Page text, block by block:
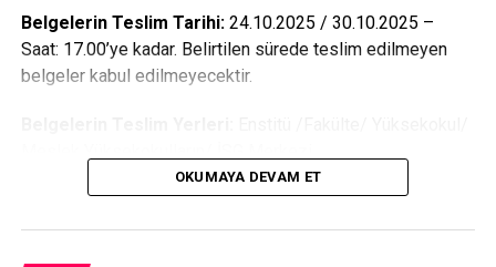
TL zorunlu sağlık primi ödeyecek.
BAŞVURMAYANA BORÇ ÇIKACAK
gelirlerinin bin 773 lira olduğu varsayılarak, her ay 213 lira
tutarında sağlık primi hanelerine borç olarak yazılacak.
SİGORTALI ÖĞRENCİDE SORUN YOK!
Belgelerin Teslim Tarihi: 24.10.2025 / 30.10.2025 –
Saat: 17.00’ye kadar. Belirtilen sürede teslim edilmeyen
belgeler kabul edilmeyecektir.
Asil Olarak Hak Kazanan Öğrencilerimizden İstenen
Belgeler:
OKUMAYA DEVAM ET